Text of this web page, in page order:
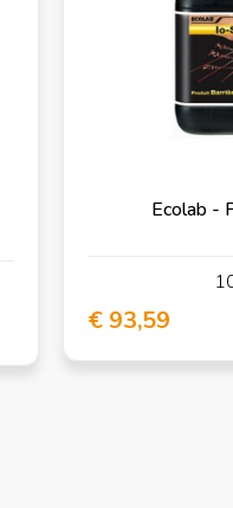
Ecolab -
€ 93,59